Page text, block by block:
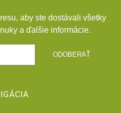
aby ste dostávali všetky
a ďalšie informácie.
ODOBERAŤ